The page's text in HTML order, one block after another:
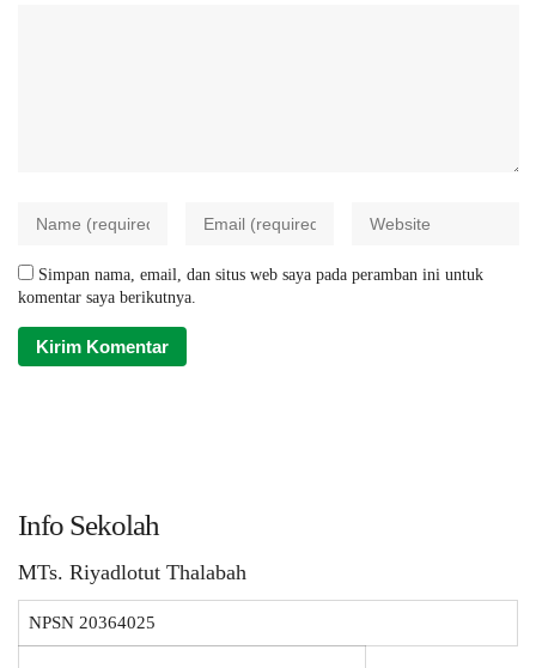
Simpan nama, email, dan situs web saya pada peramban ini untuk
komentar saya berikutnya.
Info Sekolah
MTs. Riyadlotut Thalabah
NPSN 20364025